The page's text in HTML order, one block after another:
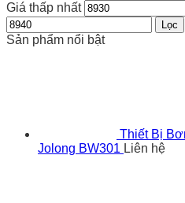
Giá thấp nhất
Lọc
Sản phẩm nổi bật
Thiết Bị
Jolong BW301 Liên hệ